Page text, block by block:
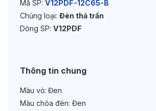
Tuổi thọ: >30000h
Mã SP: V12PDF-12C65-B
Chủng loại: Đèn thả trần
Dòng SP: V12PDF
Thông tin chung
Màu vỏ: Đen
Màu chóa đèn: Đen